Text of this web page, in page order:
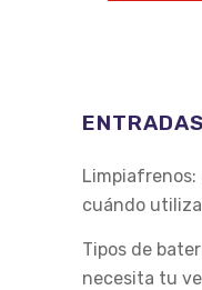
Limpiafrenos:
cuándo
Tipos de
necesita tu